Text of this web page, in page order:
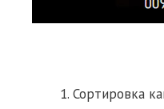
Сортировка